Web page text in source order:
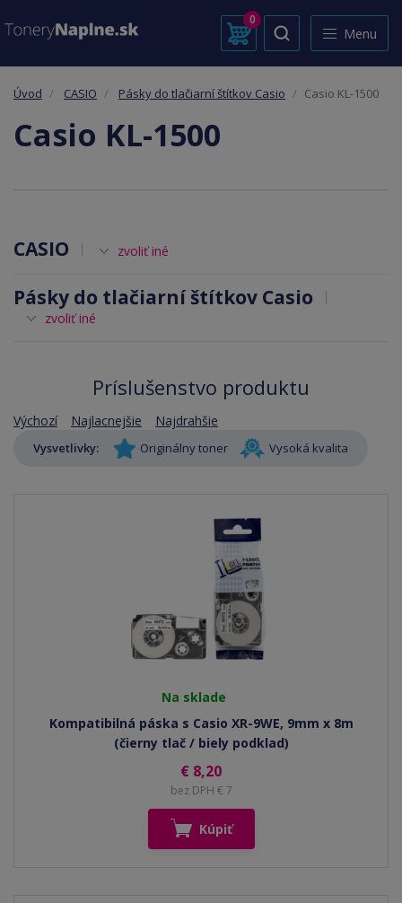
0
Menu
Úvod CASIO Pásky do tlačiarní štítkov Casio Casio KL-1500
Casio KL-1500
CASIO zvoliť iné
Pásky do tlačiarní štítkov Casio
zvoliť iné
Príslušenstvo produktu
Výchozí Najlacnejšie Najdrahšie
Vysvetlivky: Originálny toner Vysoká kvalita
Na sklade
Kompatibilná páska s Casio XR-9WE, 9mm x 8m
(čierny tlač / biely podklad)
€ 8,20
bez DPH € 7
Kúpiť